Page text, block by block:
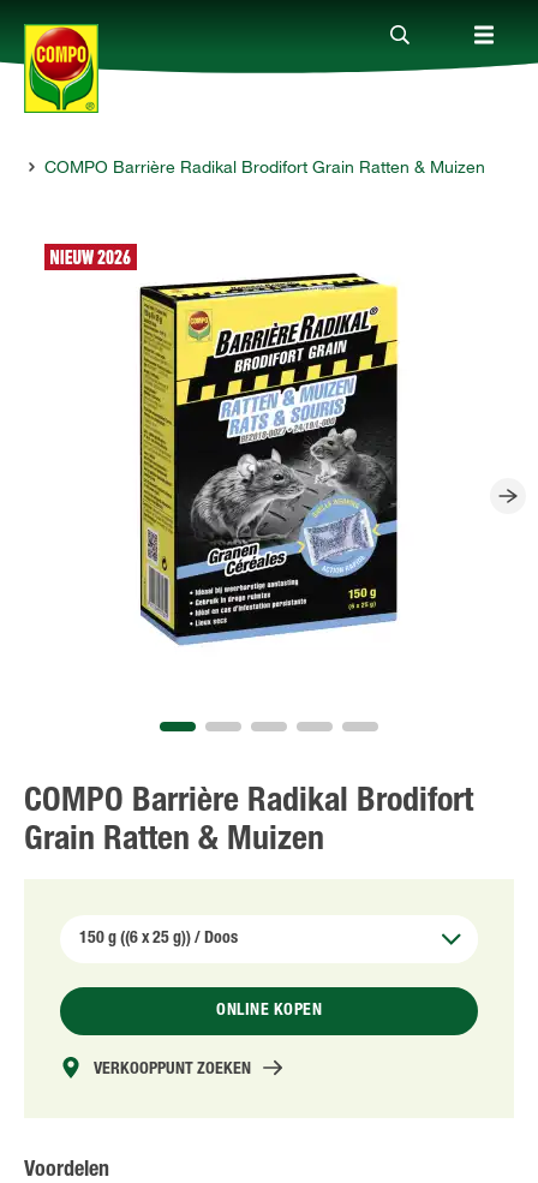
Producten
Advies
COMPO Barrière Radikal Brodifort Grain Ratten & Muizen
COMPO Barrière Radikal Brodifort
Grain Ratten & Muizen
ONLINE KOPEN
VERKOOPPUNT ZOEKEN
Voordelen